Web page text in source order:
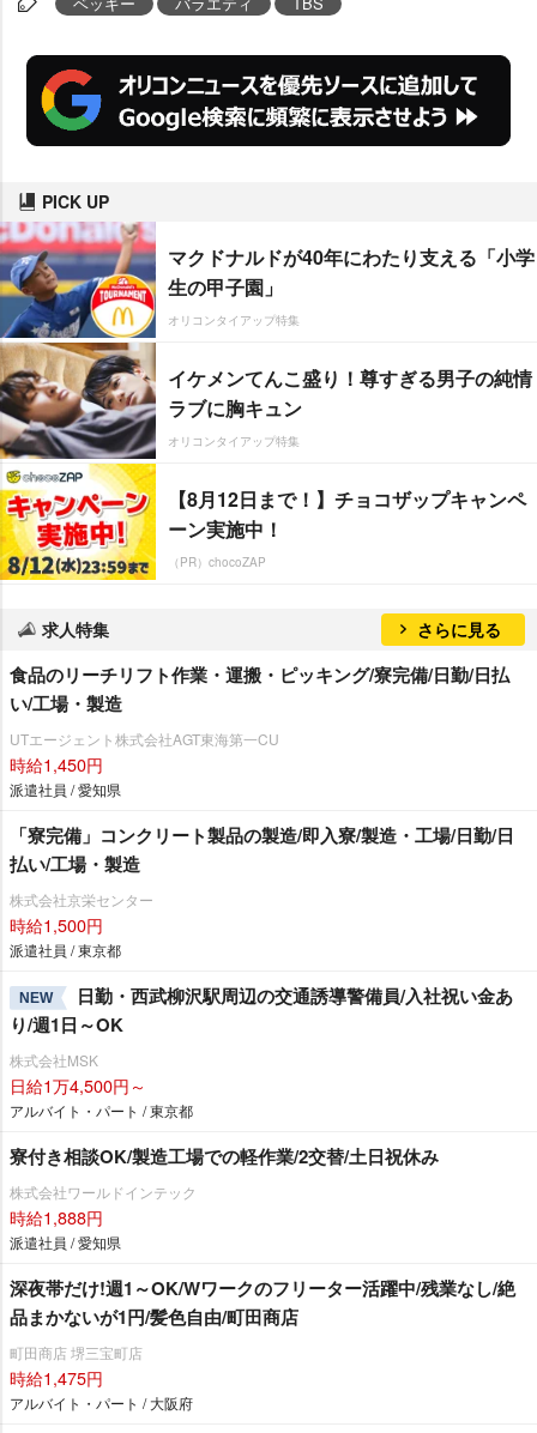
PICK UP
マクドナルドが40年にわたり支える「小学
生の甲子園」
オリコンタイアップ特集
イケメンてんこ盛り！尊すぎる男子の純情
ラブに胸キュン
オリコンタイアップ特集
【8月12日まで！】チョコザップキャンペ
ーン実施中！
（PR）chocoZAP
求人特集 さらに見る
食品のリーチリフト作業・運搬・ピッキング/寮完備/日勤/日払
い/工場・製造
UTエージェント株式会社AGT東海第一CU
時給1,450円
派遣社員 / 愛知県
「寮完備」コンクリート製品の製造/即入寮/製造・工場/日勤/日
払い/工場・製造
株式会社京栄センター
時給1,500円
派遣社員 / 東京都
NEW
日勤・西武柳沢駅周辺の交通誘導警備員/入社祝い金あ
り/週1日～OK
株式会社MSK
日給1万4,500円～
アルバイト・パート / 東京都
寮付き相談OK/製造工場での軽作業/2交替/土日祝休み
株式会社ワールドインテック
時給1,888円
派遣社員 / 愛知県
深夜帯だけ!週1～OK/Wワークのフリーター活躍中/残業なし/絶
品まかないが1円/髪色自由/町田商店
町田商店 堺三宝町店
時給1,475円
アルバイト・パート / 大阪府